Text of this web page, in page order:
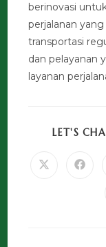
berinovasi
perjalanan
transportasi
dan pelayanan
layanan
LET'S